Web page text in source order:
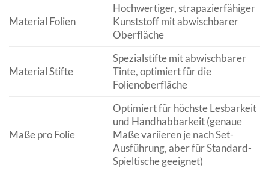
Material Folien
Hochwertiger, strapazierfähiger
Kunststoff mit abwischbarer
Oberfläche
Material Stifte
Spezialstifte mit abwischbarer
Tinte, optimiert für die
Folienoberfläche
Maße pro Folie
Optimiert für höchste Lesbarkeit
und Handhabbarkeit (genaue
Maße variieren je nach Set-
Ausführung, aber für Standard-
Spieltische geeignet)